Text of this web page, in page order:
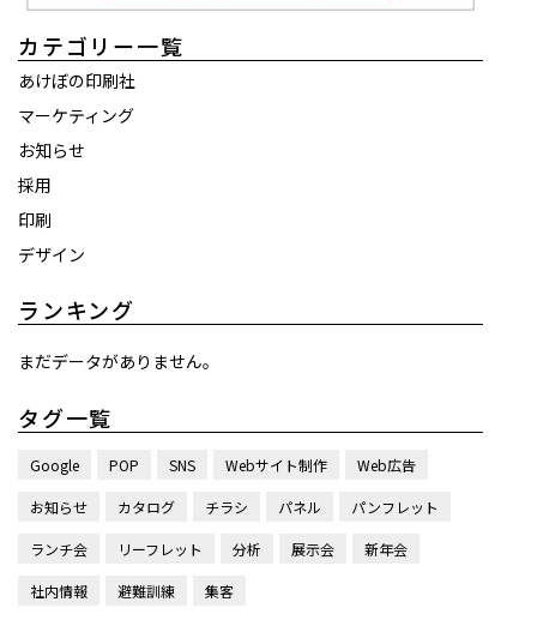
カテゴリー一覧
あけぼの印刷社
マーケティング
お知らせ
採用
印刷
デザイン
ランキング
まだデータがありません。
タグ一覧
Google POP SNS Webサイト制作 Web広告
お知らせ カタログ チラシ パネル パンフレット
ランチ会 リーフレット 分析 展示会 新年会
社内情報 避難訓練 集客